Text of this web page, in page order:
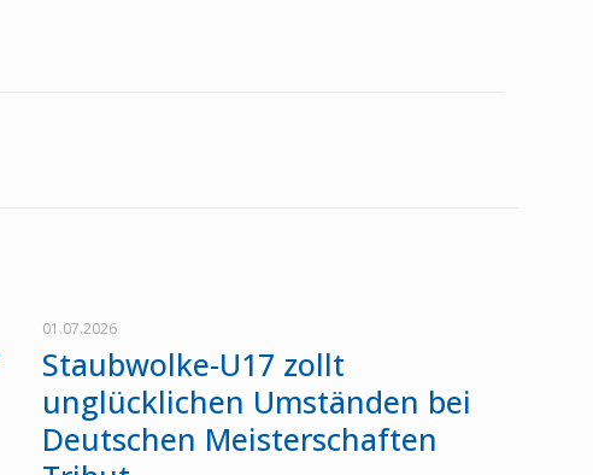
01.07.2026
Staubwolke-U17 zollt
unglücklichen Umständen bei
Deutschen Meisterschaften